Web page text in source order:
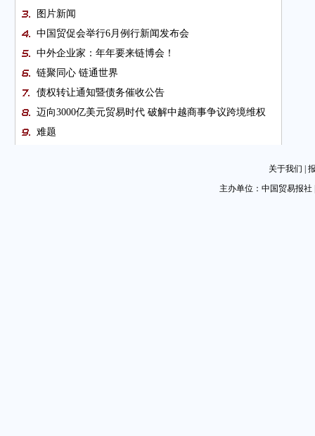
图片新闻
中国贸促会举行6月例行新闻发布会
中外企业家：年年要来链博会！
链聚同心 链通世界
债权转让通知暨债务催收公告
迈向3000亿美元贸易时代 破解中越商事争议跨境维权
难题
第四届链博会参展单位与4.3万家上中下游企业建立联
关于我们
主办单位：中国贸易报